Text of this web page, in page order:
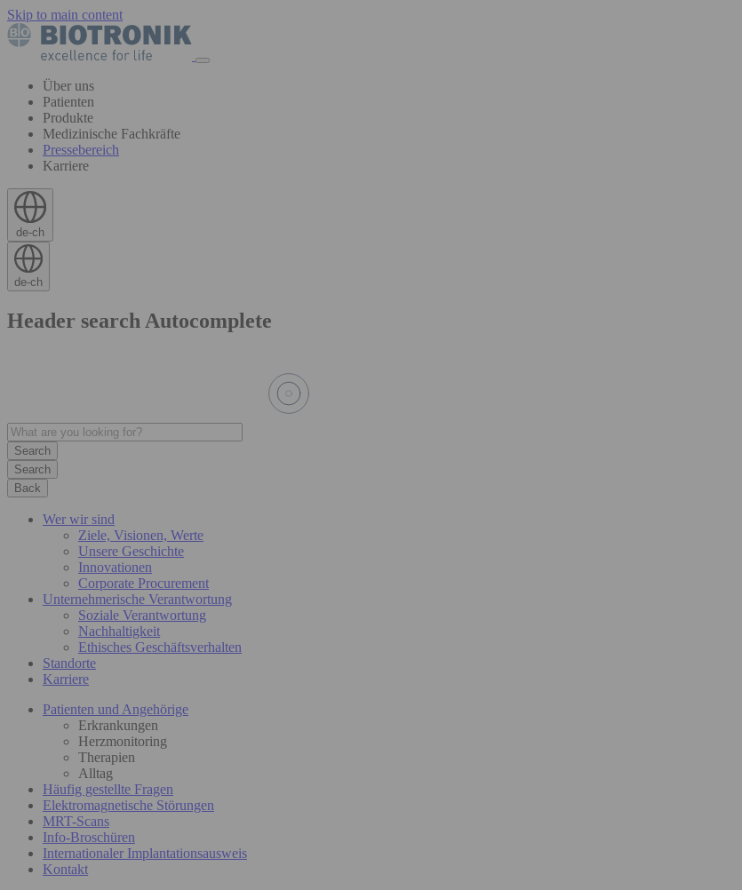
Skip to main content
Über uns
Patienten
Produkte
Medizinische Fachkräfte
Pressebereich
Karriere
de-ch
de-ch
Header search Autocomplete
Search
Back
Wer wir sind
Ziele, Visionen, Werte
Unsere Geschichte
Innovationen
Corporate Procurement
Unternehmerische Verantwortung
Soziale Verantwortung
Nachhaltigkeit
Ethisches Geschäftsverhalten
Standorte
Karriere
Patienten und Angehörige
Erkrankungen
Herzmonitoring
Therapien
Alltag
Häufig gestellte Fragen
Elektromagnetische Störungen
MRT-Scans
Info-Broschüren
Internationaler Implantationsausweis
Kontakt